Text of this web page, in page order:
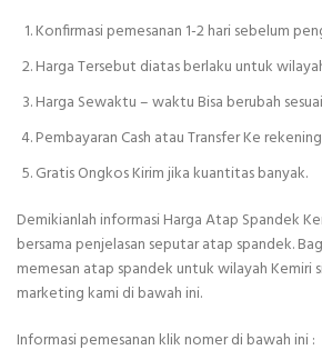
Konfirmasi pemesanan 1-2 hari sebelum
Harga Tersebut diatas berlaku untuk
Harga Sewaktu – waktu Bisa berubah
Pembayaran Cash atau Transfer Ke
Gratis Ongkos Kirim jika kuantitas banyak.
Demikianlah informasi Harga Atap Spandek
bersama penjelasan seputar atap spandek.
memesan atap spandek untuk wilayah Kemiri
marketing kami di bawah ini.
Informasi pemesanan klik nomer di bawah ini :